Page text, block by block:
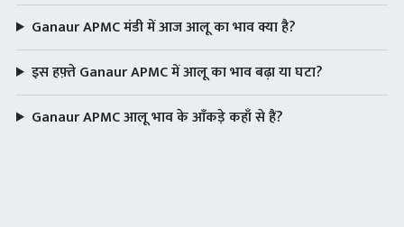
Ganaur APMC मंडी में आज आलू का भाव क्या है?
इस हफ़्ते Ganaur APMC में आलू का भाव बढ़ा या घटा?
Ganaur APMC आलू भाव के आँकड़े कहाँ से हैं?